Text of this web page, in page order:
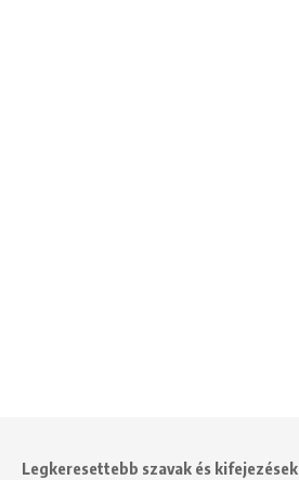
Legkeresettebb szavak és kifejezések